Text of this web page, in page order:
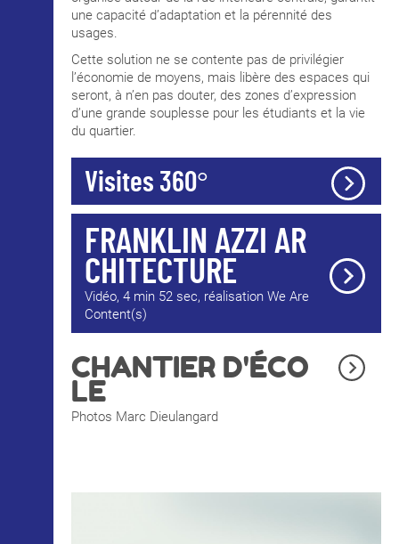
une capacité d’adaptation et la pérennité des
usages.
Cette solution ne se contente pas de privilégier
l’économie de moyens, mais libère des espaces qui
seront, à n’en pas douter, des zones d’expression
d’une grande souplesse pour les étudiants et la vie
du quartier.
Visites 360°
FRANKLIN AZZI AR
CHITECTURE
Vidéo, 4 min 52 sec, réalisation We Are
Content(s)
CHANTIER D'ÉCO
LE
Photos Marc Dieulangard